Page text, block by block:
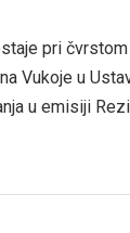
pri
Vukoje u
u emisiji